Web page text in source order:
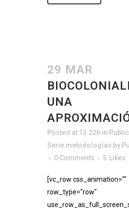
29 MAR
UNA
Posted at 13:22h in
Serie metodologías by
0 Comments
5 Likes
[vc_row css_animation=""
row_type="row"